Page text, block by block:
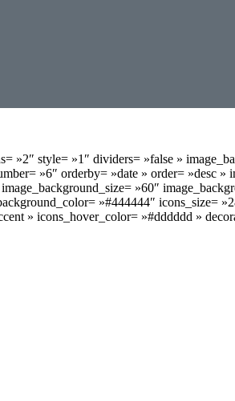
»2″ style= »1″ dividers= »false »
»6″ orderby= »date » order= »desc
»60″
»#444444″ icons_size=
» icons_hover_color= »#dddddd »